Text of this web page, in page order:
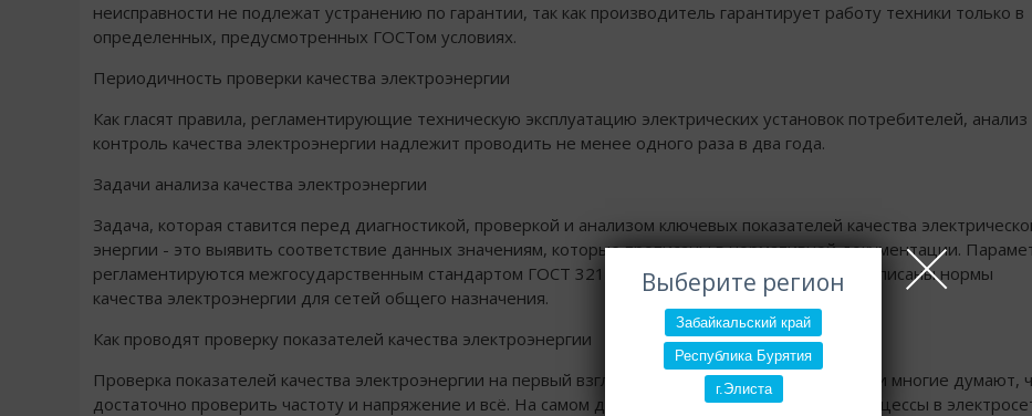
Выберите регион
Забайкальский край
Республика Бурятия
г.Элиста
неисправности не подлежат устранению по гарантии, так как производитель гарантирует работу техники только в
определенных, предусмотренных ГОСТом условиях.
Периодичность проверки качества электроэнергии
Как гласят правила, регламентирующие техническую эксплуатацию электрических установок потребителей, анализ
контроль качества электроэнергии надлежит проводить не менее одного раза в два года.
Задачи анализа качества электроэнергии
Задача, которая ставится перед диагностикой, проверкой и анализом ключевых показателей качества
энергии - это выявить соответствие данных значениям, которые прописаны в нормативной документации.
регламентируются межгосударственным стандартом ГОСТ 32144-2013, в котором подробно прописаны нормы
качества электроэнергии для сетей общего назначения.
Как проводят проверку показателей качества электроэнергии
Проверка показателей качества электроэнергии на первый взгляд довольно простая процедура и многие думают,
достаточно проверить частоту и напряжение и всё. На самом деле всё не так просто. Многие процессы в